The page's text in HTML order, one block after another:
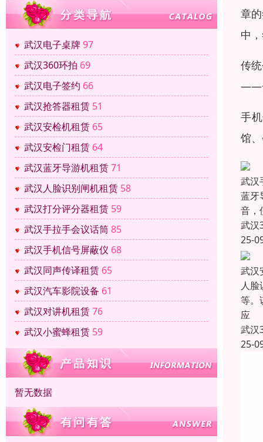
武汉电子桌牌97
武汉360环拍 69
武汉电子签约 66
武汉抢答器租赁 51
武汉安检机租赁 65
武汉安检门租赁 64
武汉蓝牙导游机租赁71
武汉人脸识别闸机租赁 58
武汉打分评分器租赁 59
武汉手拉手会议话筒85
武汉手机信号屏蔽仪 68
武汉同声传译租赁 65
武汉汽车影院设备 61
武汉对讲机租赁76
武汉小蜜蜂租赁 59
暂无数据
章
中
传
——
手
馆
武汉
蓝牙
音，
武汉
25-
武汉
人
等。
应
武汉
25-